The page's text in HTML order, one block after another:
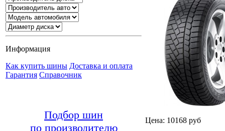
Информация
Как купить шины Доставка и оплата
Гарантия Справочник
Подбор шин
по производителю
Цена: 10168 руб